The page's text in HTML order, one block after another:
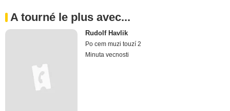
A tourné le plus avec...
Rudolf Havlik
Po cem muzi touzí 2
Minuta vecnosti